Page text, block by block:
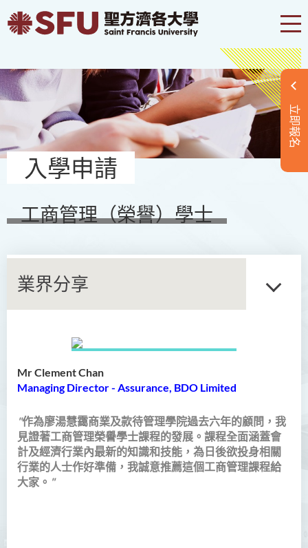
立即報名
入學申請
工商管理（榮譽）學士
業界分享
Mr Clement Chan
Managing Director - Assurance, BDO Limited
"作為廖湯慧靄商業及款待管理學院過去六年的顧問，我
見證著工商管理榮譽學士課程的發展。課程全面涵蓋會
計及經濟行業內最新的知識和技能，為日後欲投身相關
行業的人士作好準備，我誠意推薦這個工商管理課程給
大家。 "
語言及文化（榮譽）文學士
工商管理（榮譽）學士
簡介